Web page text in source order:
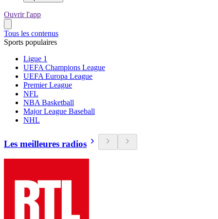
Ouvrir l'app
Tous les contenus
Sports populaires
Ligue 1
UEFA Champions League
UEFA Europa League
Premier League
NFL
NBA Basketball
Major League Baseball
NHL
Les meilleures radios